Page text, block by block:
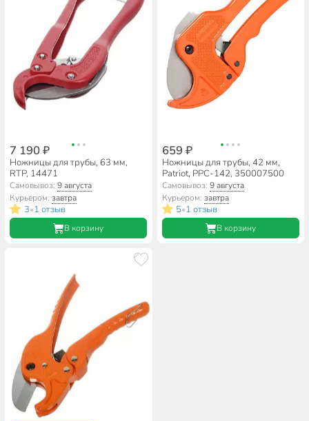
7 190 ₽
Ножницы для трубы, 63 мм,
RTP, 14471
Самовывоз:9 августа
Курьером:завтра
3•1 отзыв
В корзину
659 ₽
Ножницы для трубы, 42 мм,
Patriot, PPC-142, 350007500
Самовывоз: 9 августа
Курьером: завтра
5•1 отзыв
В корзину